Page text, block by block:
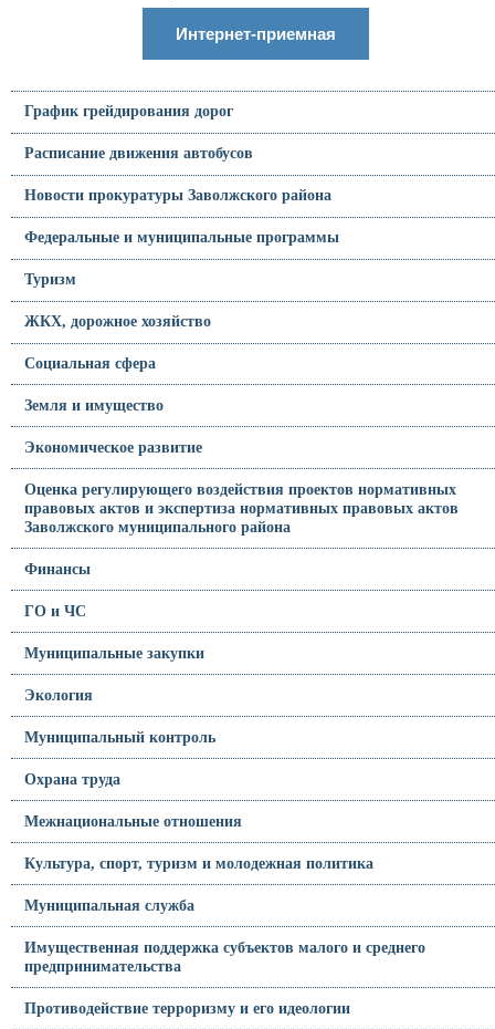
Интернет-приемная
График грейдирования дорог
Расписание движения автобусов
Новости прокуратуры Заволжского района
Федеральные и муниципальные программы
Туризм
ЖКХ, дорожное хозяйство
Социальная сфера
Земля и имущество
Экономическое развитие
Оценка регулирующего воздействия проектов нормативных
правовых актов и экспертиза нормативных правовых актов
Заволжского муниципального района
Финансы
ГО и ЧС
Муниципальные закупки
Экология
Муниципальный контроль
Охрана труда
Межнациональные отношения
Культура, спорт, туризм и молодежная политика
Муниципальная служба
Имущественная поддержка субъектов малого и среднего
предпринимательства
Противодействие терроризму и его идеологии